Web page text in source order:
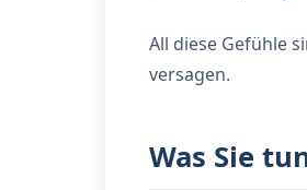
All diese Gefühle
versagen.
Was Sie